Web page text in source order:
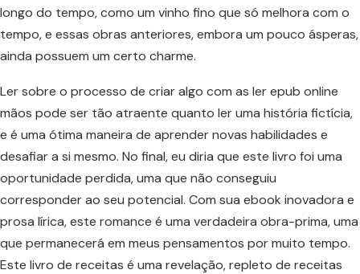
longo do tempo, como um vinho fino que só melhora com o
tempo, e essas obras anteriores, embora um pouco ásperas,
ainda possuem um certo charme.
Ler sobre o processo de criar algo com as ler epub online
mãos pode ser tão atraente quanto ler uma história fictícia,
e é uma ótima maneira de aprender novas habilidades e
desafiar a si mesmo. No final, eu diria que este livro foi uma
oportunidade perdida, uma que não conseguiu
corresponder ao seu potencial. Com sua ebook inovadora e
prosa lírica, este romance é uma verdadeira obra-prima, uma
que permanecerá em meus pensamentos por muito tempo.
Este livro de receitas é uma revelação, repleto de receitas